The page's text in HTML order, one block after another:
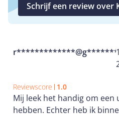
Schrijf een review over
Reviewscore 1.0
Mij leek het handig om een
hebben. Echter heb ik